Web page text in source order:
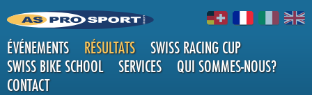
ÉVÉNEMENTS RÉSULTATS
SWISS RACING CUP
SWISS BIKE SCHOOL
SERVICES
QUI SOMMES-NOUS?
CONTACT